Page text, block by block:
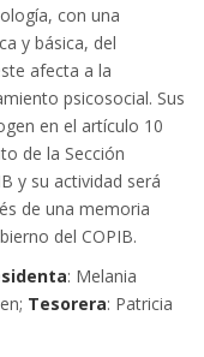
con una
y básica, del
afecta a la
psicosocial. Sus
en el artículo 10
de la Sección
y su actividad será
de una memoria
del COPIB.
: Melania
Tesorera: Patricia